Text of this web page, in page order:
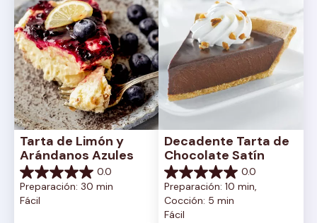
Tarta de Limón y
Arándanos Azules
0.0
0.0
de
5
Preparación: 30 min
Fácil
Decadente Tarta de
Chocolate Satín
0.0
0.0
de
5
estrellas.
Preparación: 10 min,
Cocción: 5 min
Fácil